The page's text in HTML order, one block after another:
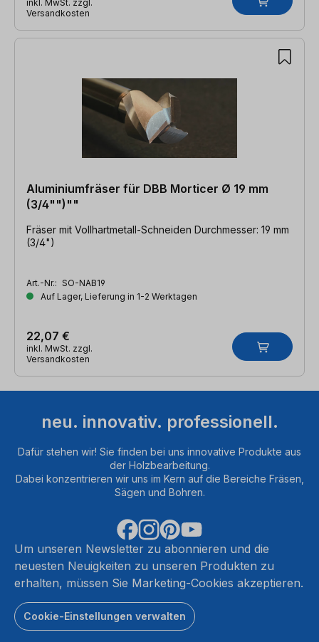
inkl. MwSt. zzgl.
Versandkosten
Aluminiumfräser für DBB Morticer Ø 19 mm
(3/4"")""
Fräser mit Vollhartmetall-Schneiden Durchmesser: 19 mm
(3/4")
Art.-Nr.: SO-NAB19
Auf Lager, Lieferung in 1-2 Werktagen
22,07 €
inkl. MwSt. zzgl.
Versandkosten
neu. innovativ. professionell.
Dafür stehen wir! Sie finden bei uns innovative Produkte aus
der Holzbearbeitung.
Dabei konzentrieren wir uns im Kern auf die Bereiche Fräsen,
Sägen und Bohren.
Um unseren Newsletter zu abonnieren und die
neuesten Neuigkeiten zu unseren Produkten zu
erhalten, müssen Sie Marketing-Cookies akzeptieren.
Cookie-Einstellungen verwalten